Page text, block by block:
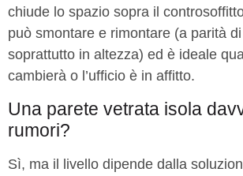
chiude lo spazio sopra il
può smontare e rimontare (a parità
soprattutto in altezza) ed è ideale
cambierà o l’ufficio è in affitto.
Una parete vetrata isola
rumori?
Sì, ma il livello dipende dalla